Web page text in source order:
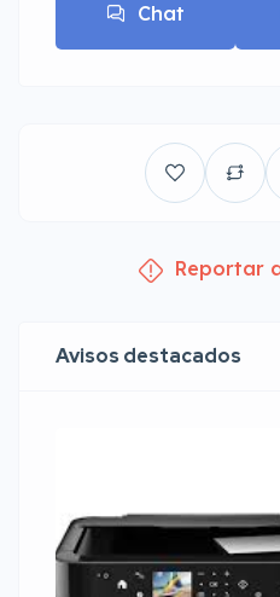
Chat
Reportar
Avisos destacados